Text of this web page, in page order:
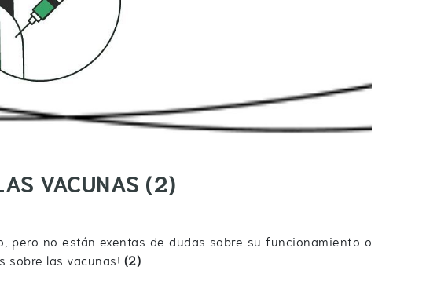
VACUNAS (2)
pero no están exentas de dudas sobre su funcionamiento o
sobre las vacunas! (2)